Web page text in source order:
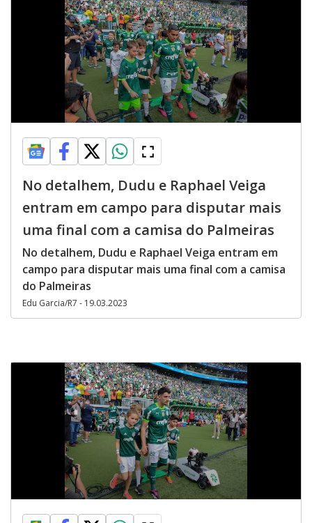
No detalhem, Dudu e Raphael Veiga
entram em campo para disputar mais
uma final com a camisa do Palmeiras
No detalhem, Dudu e Raphael Veiga entram em
campo para disputar mais uma final com a camisa
do Palmeiras
Edu Garcia/R7 - 19.03.2023